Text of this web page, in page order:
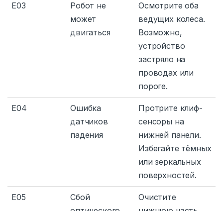
E03
Робот не
может
двигаться
Осмотрите оба
ведущих колеса.
Возможно,
устройство
застряло на
проводах или
пороге.
E04
Ошибка
датчиков
падения
Протрите клиф-
сенсоры на
нижней панели.
Избегайте тёмных
или зеркальных
поверхностей.
E05
Сбой
Очистите